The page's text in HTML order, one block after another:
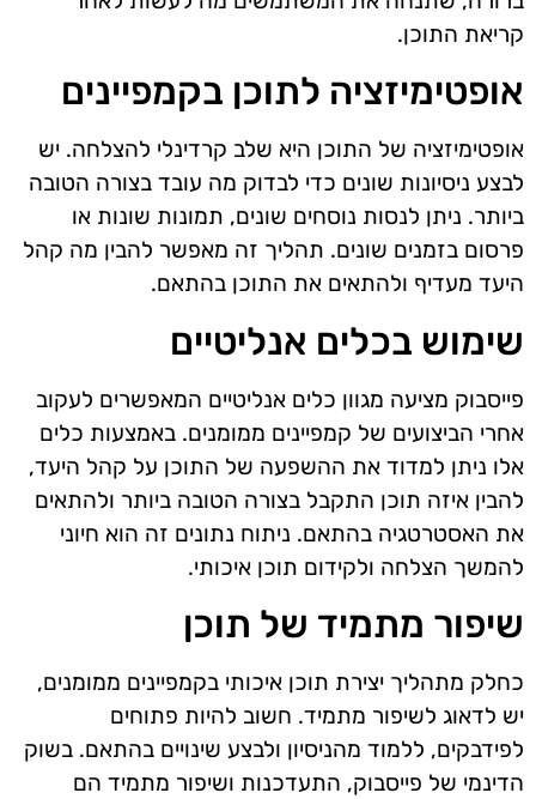
קריאת התוכן.
אופטימיזציה לתוכן בקמפיינים
אופטימיזציה של התוכן היא שלב קרדינלי להצלחה. יש
לבצע ניסיונות שונים כדי לבדוק מה עובד בצורה הטובה
ביותר. ניתן לנסות נוסחים שונים, תמונות שונות או
פרסום בזמנים שונים. תהליך זה מאפשר להבין מה קהל
היעד מעדיף ולהתאים את התוכן בהתאם.
שימוש בכלים אנליטיים
פייסבוק מציעה מגוון כלים אנליטיים המאפשרים לעקוב
אחרי הביצועים של קמפיינים ממומנים. באמצעות כלים
אלו ניתן למדוד את ההשפעה של התוכן על קהל היעד,
להבין איזה תוכן התקבל בצורה הטובה ביותר ולהתאים
את האסטרטגיה בהתאם. ניתוח נתונים זה הוא חיוני
להמשך הצלחה ולקידום תוכן איכותי.
שיפור מתמיד של תוכן
כחלק מתהליך יצירת תוכן איכותי בקמפיינים ממומנים,
יש לדאוג לשיפור מתמיד. חשוב להיות פתוחים
לפידבקים, ללמוד מהניסיון ולבצע שינויים בהתאם. בשוק
הדינמי של פייסבוק, התעדכנות ושיפור מתמיד הם